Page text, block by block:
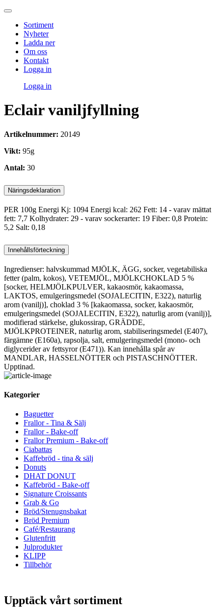
Sortiment
Nyheter
Ladda ner
Om oss
Kontakt
Logga in
Logga in
Eclair vaniljfyllning
Artikelnummer: 20149
Vikt: 95g
Antal: 30
Näringsdeklaration
PER 100g Energi Kj: 1094 Energi kcal: 262 Fett: 14 - varav mättat
fett: 7,7 Kolhydrater: 29 - varav sockerarter: 19 Fiber: 0,8 Protein:
5,2 Salt: 0,18
Innehållsförteckning
Ingredienser: halvskummad MJÖLK, ÄGG, socker, vegetabiliska
fetter (palm, kokos), VETEMJÖL, MJÖLKCHOKLAD 5 %
[socker, HELMJÖLKPULVER, kakaosmör, kakaomassa,
LAKTOS, emulgeringsmedel (SOJALECITIN, E322), naturlig
arom (vanilj)], choklad 3 % [kakaomassa, socker, kakaosmör,
emulgeringsmedel (SOJALECITIN, E322), naturlig arom (vanilj)],
modifierad stärkelse, glukossirap, GRÄDDE,
MJÖLKPROTEINER, naturlig arom, stabiliseringsmedel (E407),
färgämne (E160a), rapsolja, salt, emulgeringsmedel (mono- och
diglycerider av fettsyror (E471)). Kan innehålla spår av
MANDLAR, HASSELNÖTTER och PISTASCHNÖTTER.
Upptinad.
Kategorier
Baguetter
Frallor - Tina & Sälj
Frallor - Bake-off
Frallor Premium - Bake-off
Ciabattas
Kaffebröd - tina & sälj
Donuts
DHAT DONUT
Kaffebröd - Bake-off
Signature Croissants
Grab & Go
Bröd/Stenugnsbakat
Bröd Premium
Café/Restaurang
Glutenfritt
Julprodukter
KLIPP
Tillbehör
Upptäck vårt sortiment